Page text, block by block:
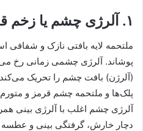
۱. آلرژی چشم یا زخم قرنیه ی چشمی:
ملتحمه لایه بافتی نازک و شفافی
پوشاند. آلرژی چشمی زمانی رخ
(آلرژن) بافت چشم را تحریک می‌کند
پلک‌ها و ملتحمه چشم قرمز و
آلرژی چشم اغلب با آلرژی بینی
دچار خارش، گرفتگی بینی و